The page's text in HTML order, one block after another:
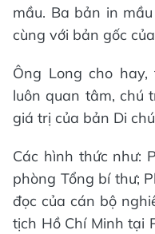
mầu. Ba bản in
cùng với bản gốc
Ông Long cho
luôn quan tâm, chú
giá trị của bản Di
Các hình thức như:
phòng Tổng bí thư;
đọc của cán bộ
tịch Hồ Chí Minh tại